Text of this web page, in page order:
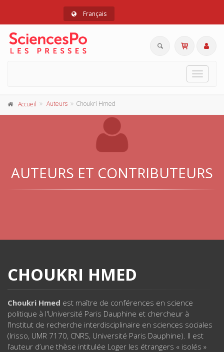
Français
Toggle
Accueil Auteurs Choukri Hmed
AUTEURS ET CONTRIBUTEURS
CHOUKRI HMED
Choukri Hmed est maître de conférences en science
politique à l'Université Paris Dauphine et chercheur à
l’Institut de recherche interdisciplinaire en sciences sociales
(Irisso, UMR 7170, CNRS, Université Paris Dauphine). Il est
l’auteur d’une thèse intitulée Loger les étrangers « isolés »